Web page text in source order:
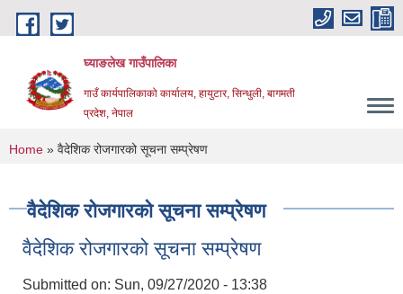
Skip to main content
घ्याङलेख गाउँपालिका
गाउँ कार्यपालिकाको कार्यालय, हायुटार, सिन्धुली, बागमती
प्रदेश, नेपाल
You are here
Home » वैदेशिक रोजगारको सूचना सम्प्रेषण
वैदेशिक रोजगारको सूचना सम्प्रेषण
वैदेशिक रोजगारको सूचना सम्प्रेषण
Submitted on: Sun, 09/27/2020 - 13:38